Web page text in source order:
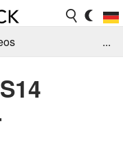
Jobs
...